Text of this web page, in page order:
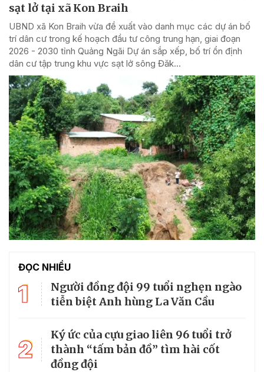
sạt lở tại xã Kon Braih
UBND xã Kon Braih vừa đề xuất vào danh mục các dự án bố
trí dân cư trong kế hoạch đầu tư công trung hạn, giai đoạn
2026 - 2030 tỉnh Quảng Ngãi Dự án sắp xếp, bố trí ổn định
dân cư tập trung khu vực sạt lở sông Đăk...
ĐỌC NHIỀU
1
Người đồng đội 99 tuổi nghẹn ngào
tiễn biệt Anh hùng La Văn Cầu
2
Ký ức của cựu giao liên 96 tuổi trở
thành “tấm bản đồ” tìm hài cốt
đồng đội